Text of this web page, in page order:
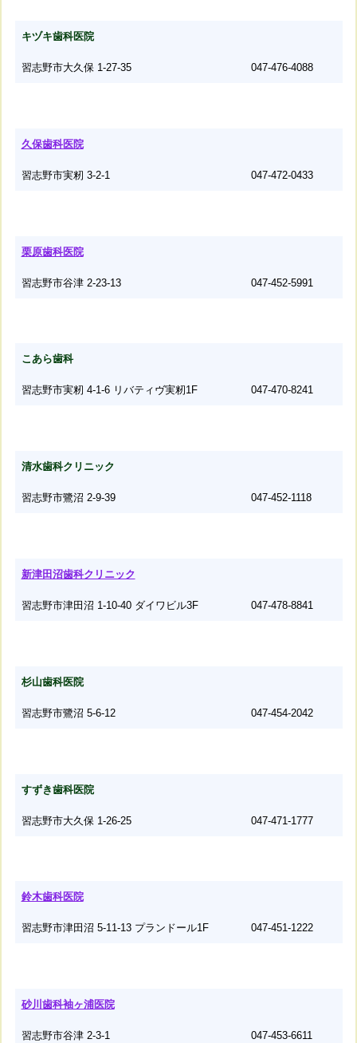
キヅキ歯科医院
習志野市大久保 1-27-35 047-476-4088
久保歯科医院
習志野市実籾 3-2-1 047-472-0433
栗原歯科医院
習志野市谷津 2-23-13 047-452-5991
こあら歯科
習志野市実籾 4-1-6 リバティヴ実籾1F 047-470-8241
清水歯科クリニック
習志野市鷺沼 2-9-39 047-452-1118
新津田沼歯科クリニック
習志野市津田沼 1-10-40 ダイワビル3F 047-478-8841
杉山歯科医院
習志野市鷺沼 5-6-12 047-454-2042
すずき歯科医院
習志野市大久保 1-26-25 047-471-1777
鈴木歯科医院
習志野市津田沼 5-11-13 プランドール1F 047-451-1222
砂川歯科袖ヶ浦医院
習志野市谷津 2-3-1 047-453-6611